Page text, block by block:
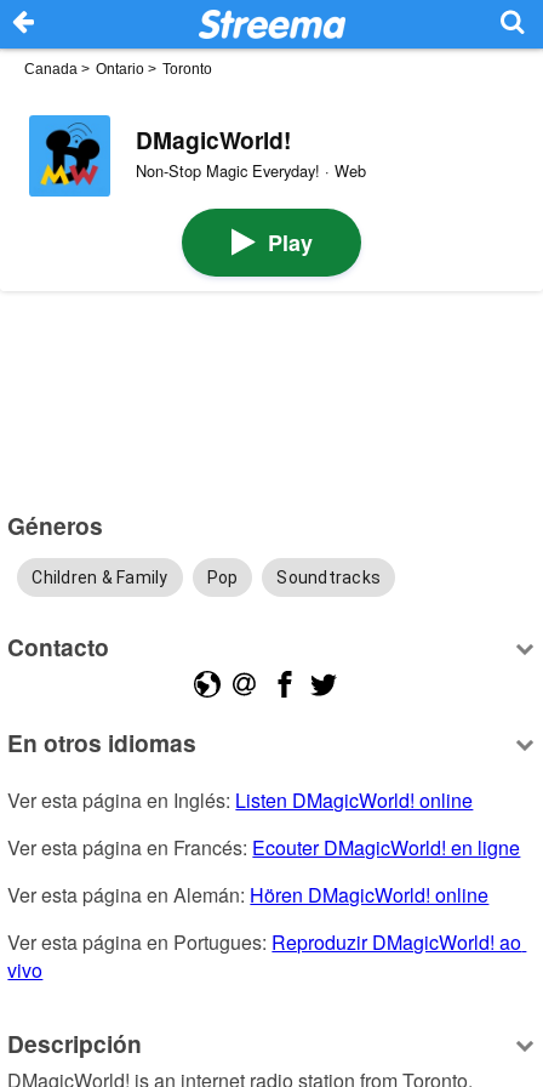
Canada > Ontario > Toronto
DMagicWorld!
Non-Stop Magic Everyday! · Web
Play
Géneros
Children & Family Pop Soundtracks
Contacto
En otros idiomas
Ver esta página en Inglés: Listen DMagicWorld! online
Ver esta página en Francés: Ecouter DMagicWorld! en ligne
Ver esta página en Alemán: Hören DMagicWorld! online
Ver esta página en Portugues: Reproduzir DMagicWorld! ao
vivo
Descripción
DMagicWorld! is an internet radio station from Toronto,